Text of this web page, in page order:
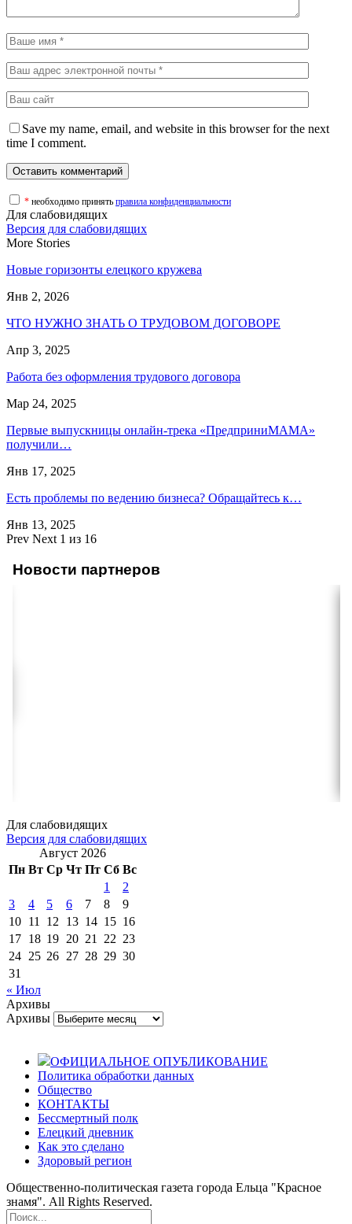
Save my name, email, and website in this browser for the next
time I comment.
* необходимо принять правила конфиденциальности
Для слабовидящих
Версия для слабовидящих
More Stories
Новые горизонты елецкого кружева
Янв 2, 2026
ЧТО НУЖНО ЗНАТЬ О ТРУДОВОМ ДОГОВОРЕ
Апр 3, 2025
Работа без оформления трудового договора
Мар 24, 2025
Первые выпускницы онлайн-трека «ПредприниМАМА»
получили…
Янв 17, 2025
Есть проблемы по ведению бизнеса? Обращайтесь к…
Янв 13, 2025
Prev Next 1 из 16
Новости партнеров
Для слабовидящих
Версия для слабовидящих
Август 2026
Пн Вт Ср Чт Пт Сб Вс
1
2
3
4 5 6 7 8
9
10 11 12 13 14 15 16
17 18 19 20 21 22 23
24 25 26 27 28 29 30
31
« Июл
Архивы
Архивы
ОФИЦИАЛЬНОЕ ОПУБЛИКОВАНИЕ
Политика обработки данных
Общество
КОНТАКТЫ
Бессмертный полк
Елецкий дневник
Как это сделано
Здоровый регион
Общественно-политическая газета города Ельца "Красное
знамя". All Rights Reserved.